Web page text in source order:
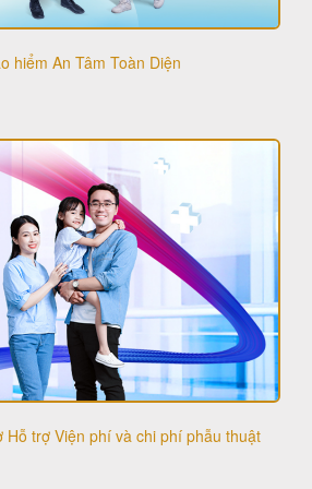
hiểm An Tâm Toàn Diện
Hỗ trợ Viện phí và chi phí phẫu thuật